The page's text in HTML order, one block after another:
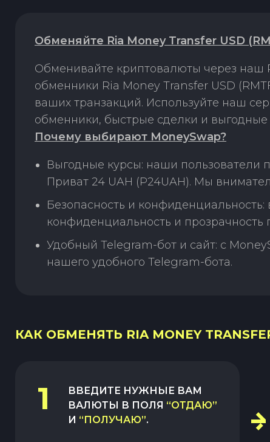
Обменяйте Ria Money Transfer USD
Обменивайте криптовалюты через наш
обменники Ria Money Transfer USD
ваших транзакций. Используйте наш
обменники, быстрые сделки и выгодные
Почему выбирают MoneySwap?
Выгодные курсы: наши пользователи
Приват 24 UAH (P24UAH). Мы
Безопасность и
конфиденциальность и прозрачность
Удобный Telegram-бот и сайт: с
нашего удобного Telegram-бота.
КАК ОБМЕНЯТЬ RIA MONEY
1
ВВЕДИТЕ НУЖНЫЕ ВАМ
ВАЛЮТЫ В ПОЛЯ “ОТДАЮ”
И “ПОЛУЧАЮ”.